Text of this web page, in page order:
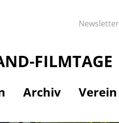
Newsletter
FILMTAGE
Archiv Verein